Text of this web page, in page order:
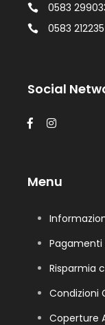
0583
0583 212235
Social
Menu
Pagamenti
Risparmia
Condizioni
Coperture